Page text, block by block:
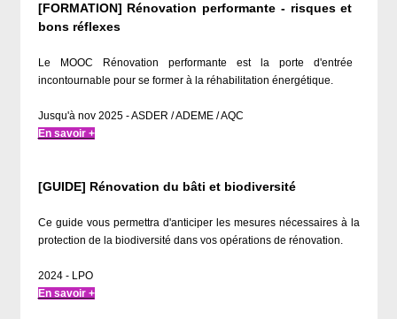
[FORMATION] Rénovation performante - risques et
bons réflexes
Le MOOC Rénovation performante est la porte d'entrée
incontournable pour se former à la réhabilitation énergétique.
Jusqu'à nov 2025 - ASDER / ADEME / AQC
En savoir +
[GUIDE] Rénovation du bâti et biodiversité
Ce guide vous permettra d'anticiper les mesures nécessaires à la
protection de la biodiversité dans vos opérations de rénovation.
2024 - LPO
En savoir +